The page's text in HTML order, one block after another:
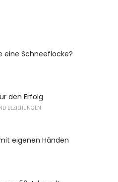
eine Schneeflocke?
den Erfolg
BEZIEHUNGEN
eigenen Händen